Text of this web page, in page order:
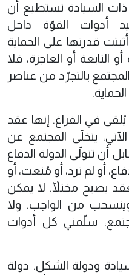
ذات السيادة تستطيع أن
أدوات القوّة داخل
قدرتها على الحماية
التابعة أو العاجزة، فلا
بالتجرّد من عناصر
في الفراغ. إنها عقد
يتخلّى المجتمع عن
أن تتولّى الدولة الدفاع
أو لم ترد، أو مُنعت، أو
يصبح مختلّاً. لا يمكن
من الواجب. ولا
سلّمني كل أدوات
ودولة الشكل. دولة